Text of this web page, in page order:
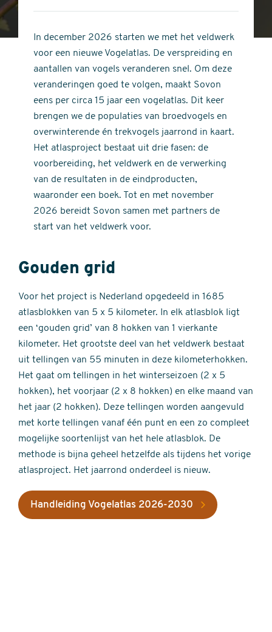
stars
of
stars
In december 2026 starten we met het veldwerk
voor een nieuwe Vogelatlas. De verspreiding en
aantallen van vogels veranderen snel. Om deze
veranderingen goed te volgen, maakt Sovon
eens per circa 15 jaar een vogelatlas. Dit keer
brengen we de populaties van broedvogels en
overwinterende én trekvogels jaarrond in kaart.
Het atlasproject bestaat uit drie fasen: de
voorbereiding, het veldwerk en de verwerking
van de resultaten in de eindproducten,
waaronder een boek. Tot en met november
2026 bereidt Sovon samen met partners de
start van het veldwerk voor.
Gouden grid
Voor het project is Nederland opgedeeld in 1685
atlasblokken van 5 x 5 kilometer. In elk atlasblok ligt
een ‘gouden grid’ van 8 hokken van 1 vierkante
kilometer. Het grootste deel van het veldwerk bestaat
uit tellingen van 55 minuten in deze kilometerhokken.
Het gaat om tellingen in het winterseizoen (2 x 5
hokken), het voorjaar (2 x 8 hokken) en elke maand van
het jaar (2 hokken). Deze tellingen worden aangevuld
met korte tellingen vanaf één punt en een zo compleet
mogelijke soortenlijst van het hele atlasblok. De
methode is bijna geheel hetzelfde als tijdens het vorige
atlasproject. Het jaarrond onderdeel is nieuw.
Handleiding Vogelatlas 2026-2030